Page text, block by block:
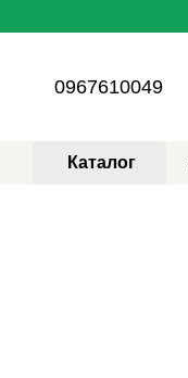
0967610049
Каталог